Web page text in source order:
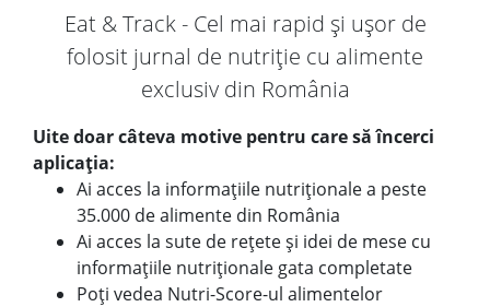
Eat & Track - Cel mai rapid și ușor de
folosit jurnal de nutriție cu alimente
exclusiv din România
Uite doar câteva motive pentru care să încerci
aplicația:
Ai acces la informațiile nutriționale a peste
35.000 de alimente din România
Ai acces la sute de rețete și idei de mese cu
informațiile nutriționale gata completate
Poți vedea Nutri-Score-ul alimentelor